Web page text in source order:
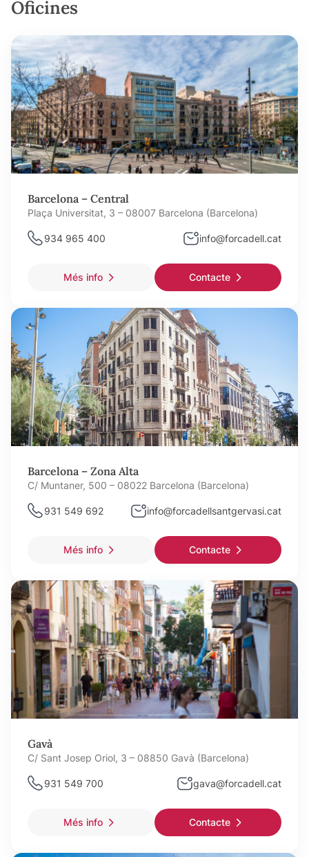
Oficines
Barcelona – Central
Plaça Universitat, 3 – 08007 Barcelona (Barcelona)
934 965 400 info@forcadell.cat
Més info Contacte
Barcelona – Zona Alta
C/ Muntaner, 500 – 08022 Barcelona (Barcelona)
931 549 692 info@forcadellsantgervasi.cat
Més info Contacte
Gavà
C/ Sant Josep Oriol, 3 – 08850 Gavà (Barcelona)
931 549 700 gava@forcadell.cat
Més info Contacte